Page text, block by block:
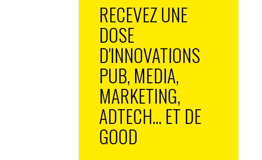
RECEVEZ UNE
DOSE
D'INNOVATIONS
PUB, MEDIA,
MARKETING,
ADTECH... ET DE
GOOD